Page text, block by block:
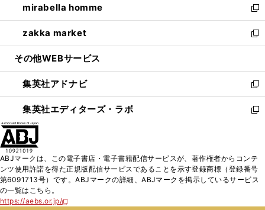
く
で
開
く
ド
ウ
で
開
ィ
ン
ド
ウ
開
く
い
ウ
ィ
ン
ウ
で
開
く
mirabella homme
新
し
い
ウ
ン
ド
ウ
で
zakka market
新
し
ウ
ィ
ン
ド
く
その他WEBサービス
集英社アドナビ
新
し
い
ド
ウ
で
集英社エディターズ・ラボ
新
ィ
ン
ABJマークは、この電子書店・電子書籍配信サービスが、著作権者からコンテ
ンツ使用許諾を得た正規版配信サービスであることを示す登録商標（登録番号
第6091713号）です。ABJマークの詳細、ABJマークを掲示しているサービス
の一覧はこちら。
https://aebs.or.jp/
新